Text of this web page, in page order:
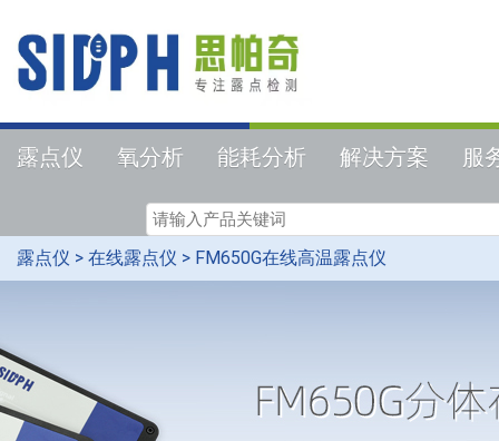
露点仪 氧分析 能耗分析 解决方案 服
露点仪 > 在线露点仪 > FM650G在线高温露点仪